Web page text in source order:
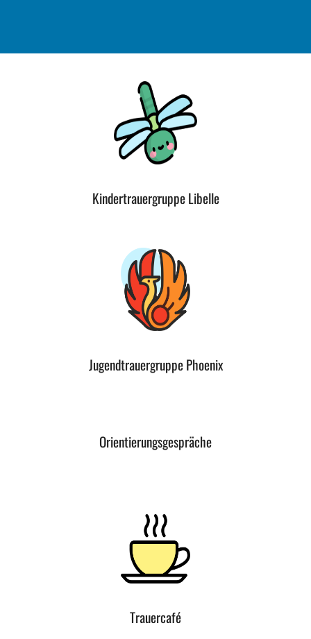
Kindertrauergruppe Libelle
Jugendtrauergruppe Phoenix
Orientierungsgespräche
Trauercafé